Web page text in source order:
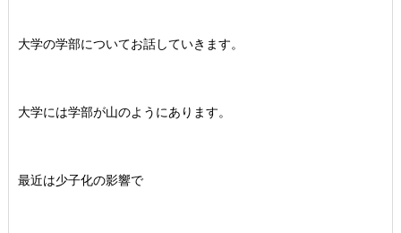
大学の学部についてお話していきます。
大学には学部が山のようにあります。
最近は少子化の影響で